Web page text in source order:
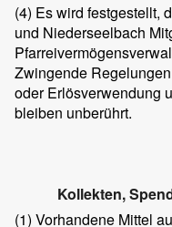
(4) Es wird festgestellt,
und Niederseelbach
Zwingende
oder Erlösverwendung
bleiben unberührt.
Kollekten,
(1) Vorhandene Mittel